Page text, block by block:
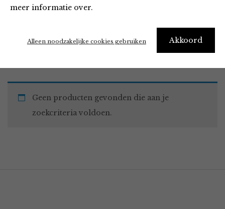
meer informatie over.
Akkoord
Alleen noodzakelijke cookies gebruiken
Home Winkel Accessoires Must Haves
Geen producten gevonden die aan je
zoekcriteria voldoen.